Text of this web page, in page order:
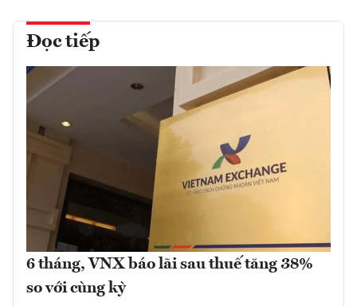
Đọc tiếp
6 tháng, VNX báo lãi sau thuế tăng 38%
so với cùng kỳ